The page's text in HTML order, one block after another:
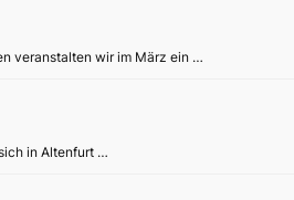
veranstalten wir im März ein …
in Altenfurt …